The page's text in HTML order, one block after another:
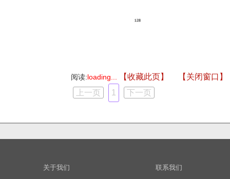
阅读:loading... 【收藏此页】
【关闭窗口】
上一页
1 下一页
关于我们 联系我们